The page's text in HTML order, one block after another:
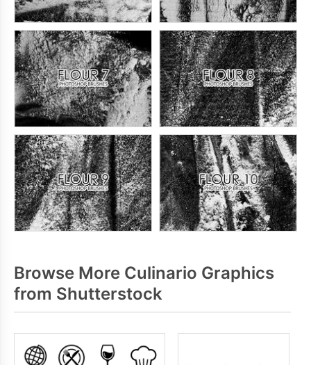
Browse More Culinario Graphics
from Shutterstock